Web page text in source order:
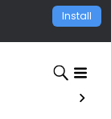
Install